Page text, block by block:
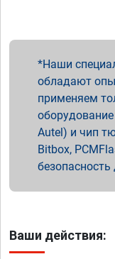
Наши
обладают
применяем
Autel) и чип
Bitbox,
Ваши действия: